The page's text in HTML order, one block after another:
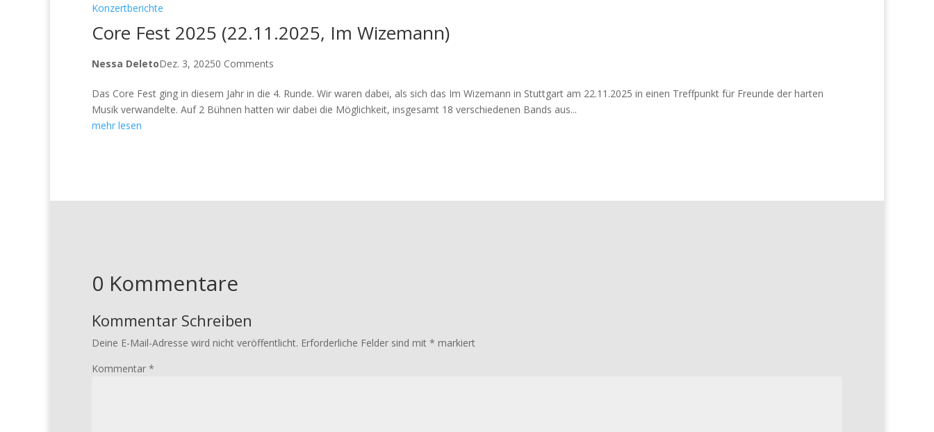
Konzertberichte
Core Fest 2025 (22.11.2025, Im Wizemann)
Nessa DeletoDez. 3, 20250 Comments
Das Core Fest ging in diesem Jahr in die 4. Runde. Wir waren dabei, als sich das Im Wizemann in Stuttgart am 22.11.2025 in einen Treffpunkt für Freunde der harten
Musik verwandelte. Auf 2 Bühnen hatten wir dabei die Möglichkeit, insgesamt 18 verschiedenen Bands aus...
mehr lesen
0 Kommentare
Kommentar Schreiben
Deine E-Mail-Adresse wird nicht veröffentlicht. Erforderliche Felder sind mit * markiert
Kommentar *